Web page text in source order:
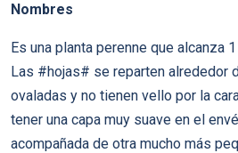
Nombres
Es una planta perenne que alcanza
Las #hojas# se reparten alrededor
ovaladas y no tienen vello por la
tener una capa muy suave en el
acompañada de otra mucho más